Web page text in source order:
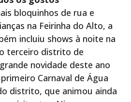
bloquinhos de rua e
na Feirinha do Alto, a
incluiu shows à noite na
terceiro distrito de
novidade deste ano
Carnaval de Água
distrito, que animou ainda